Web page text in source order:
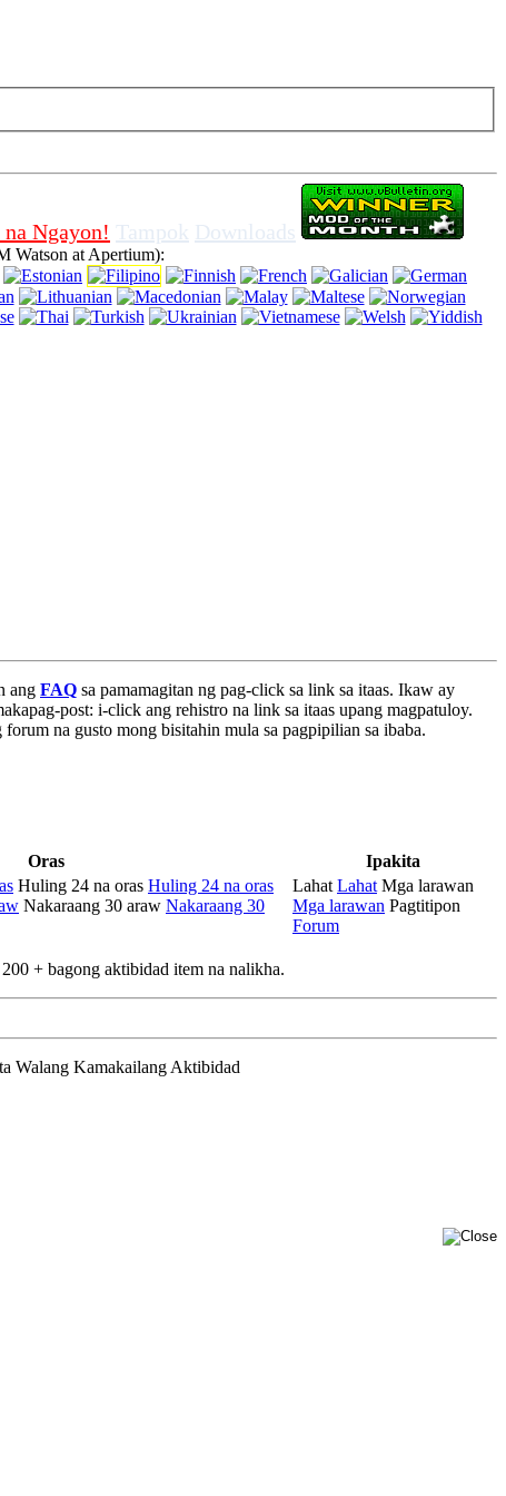
na ito nang walang pag-off ng mga cookies sa browser, ay
Ngayon! Tampok Downloads
Watson at Apertium):
ang FAQ sa pamamagitan ng pag-click sa link sa itaas. Ikaw ay
post: i-click ang rehistro na link sa itaas upang magpatuloy.
na gusto mong bisitahin mula sa pagpipilian sa ibaba.
Oras
Ipakita
Huling 24 na oras Huling 24 na oras
Nakaraang 30 araw Nakaraang 30
Lahat Lahat Mga larawan
Mga larawan Pagtitipon
Forum
+ bagong aktibidad item na nalikha.
Walang Kamakailang Aktibidad